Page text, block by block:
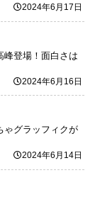
2024年6月17日
峰登場！面白さは
2024年6月16日
ゃグラッフィクが
2024年6月14日